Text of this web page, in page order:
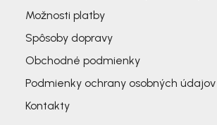
Možnosti platby
Spôsoby dopravy
Obchodné podmienky
Podmienky ochrany osobných údajov
Kontakty